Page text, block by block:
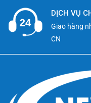
DỊCH VỤ
Giao hàng
CN